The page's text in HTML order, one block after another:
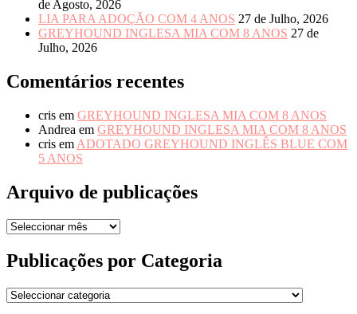
de Agosto, 2026
LIA PARA ADOÇÃO COM 4 ANOS 27 de Julho, 2026
GREYHOUND INGLESA MIA COM 8 ANOS 27 de
Julho, 2026
Comentários recentes
cris em GREYHOUND INGLESA MIA COM 8 ANOS
Andrea em GREYHOUND INGLESA MIA COM 8 ANOS
cris em ADOTADO GREYHOUND INGLÊS BLUE COM
5 ANOS
Arquivo de publicações
Arquivo
publicações
Publicações por Categoria
Publicações